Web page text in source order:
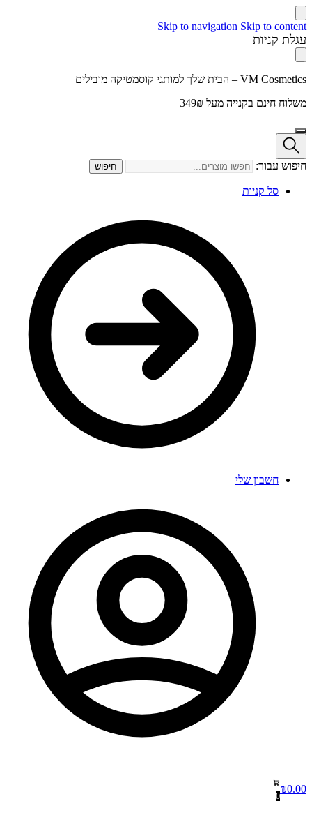
Skip to navigation Skip to content
עגלת קניות
VM Cosmetics – הבית שלך למותגי קוסמטיקה מובילים
משלוח חינם בקנייה מעל 349₪
חיפוש עבור: חיפוש
סל קניות
חשבון שלי
₪0.00
0